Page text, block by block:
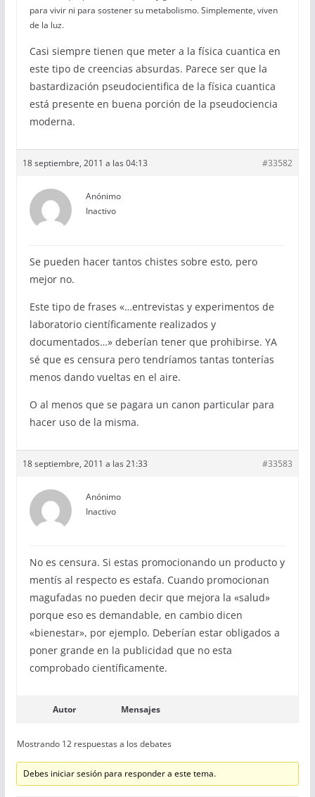
para vivir ni para sostener su metabolismo. Simplemente, viven
de la luz.
Casi siempre tienen que meter a la física cuantica en
este tipo de creencias absurdas. Parece ser que la
bastardización pseudocientifica de la física cuantica
está presente en buena porción de la pseudociencia
moderna.
18 septiembre, 2011 a las 04:13 #33582
Anónimo
Inactivo
Se pueden hacer tantos chistes sobre esto, pero
mejor no.
Este tipo de frases «…entrevistas y experimentos de
laboratorio científicamente realizados y
documentados…» deberían tener que prohibirse. YA
sé que es censura pero tendríamos tantas tonterías
menos dando vueltas en el aire.
O al menos que se pagara un canon particular para
hacer uso de la misma.
18 septiembre, 2011 a las 21:33 #33583
Anónimo
Inactivo
No es censura. Si estas promocionando un producto y
mentís al respecto es estafa. Cuando promocionan
magufadas no pueden decir que mejora la «salud»
porque eso es demandable, en cambio dicen
«bienestar», por ejemplo. Deberían estar obligados a
poner grande en la publicidad que no esta
comprobado científicamente.
Autor Mensajes
Mostrando 12 respuestas a los debates
Debes iniciar sesión para responder a este tema.